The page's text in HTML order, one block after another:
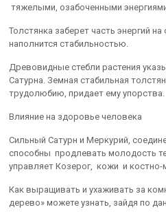
тяжелыми, озабоченными
Толстянка заберет часть энергий
наполнится стабильностью.
Древовидные стебли растения
Сатурна. Земная стабильная
трудолюбию, придает ему упорства.
Влияние на здоровье человека
Сильный Сатурн и Меркурий,
способны продлевать молодость
управляет Козерог, кожи и
Как выращивать и ухаживать за
дерево» можете узнать, зайдя по